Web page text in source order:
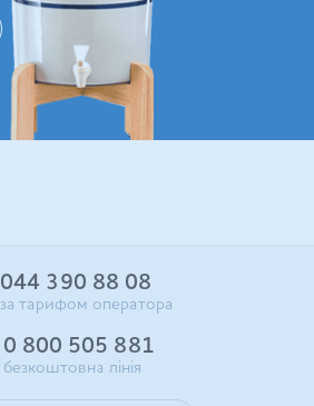
044 390 88 08
за тарифом оператора
0 800 505 881
безкоштовна лінія